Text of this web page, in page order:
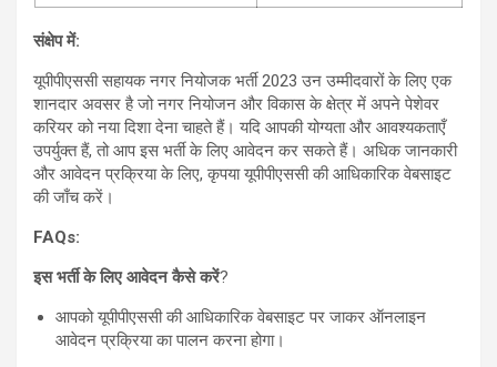
संक्षेप में:
यूपीपीएससी सहायक नगर नियोजक भर्ती 2023 उन उम्मीदवारों के लिए एक
शानदार अवसर है जो नगर नियोजन और विकास के क्षेत्र में अपने पेशेवर
करियर को नया दिशा देना चाहते हैं। यदि आपकी योग्यता और आवश्यकताएँ
उपर्युक्त हैं, तो आप इस भर्ती के लिए आवेदन कर सकते हैं। अधिक जानकारी
और आवेदन प्रक्रिया के लिए, कृपया यूपीपीएससी की आधिकारिक वेबसाइट
की जाँच करें।
FAQs:
इस भर्ती के लिए आवेदन कैसे करें?
आपको यूपीपीएससी की आधिकारिक वेबसाइट पर जाकर ऑनलाइन
आवेदन प्रक्रिया का पालन करना होगा।